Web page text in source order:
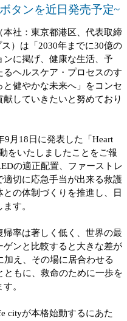
タンを近日発売予定~
社：東京都港区、代表取締
）は「2030年までに30億の
ンに掲げ、健康な生活、予
ヘルスケア・プロセスのす
健やかな未来へ」をコンセ
していきたいと努めており
月18日に発表した「Heart
をいたしましたことをご報
の適正配置、ファーストレ
切に応急手当が出来る救護
の体制づくりを推進し、日
す。
帰率は著しく低く、世界の最
ンと比較すると大きな差が
え、その場に居合わせる
ともに、救命のために一歩を
。
cityが本格始動するにあた